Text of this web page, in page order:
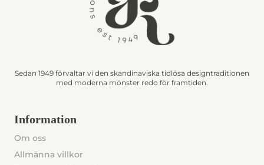
Sedan 1949 förvaltar vi den skandinaviska tidlösa designtraditionen
med moderna mönster redo för framtiden.
Information
Om oss
Allmänna villkor